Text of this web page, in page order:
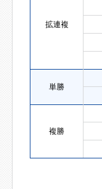
拡連複
単勝
複勝